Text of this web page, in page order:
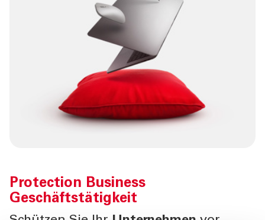
Protection Business
Geschäftstätigkeit